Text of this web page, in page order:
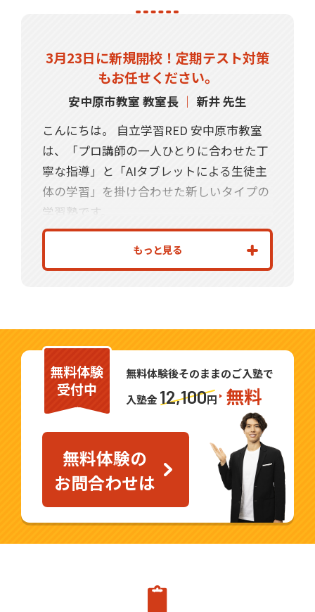
3月23日に新規開校！定期テスト対策
もお任せください。
安中原市教室 教室長 ｜ 新井 先生
こんにちは。 自立学習RED 安中原市教室
は、「プロ講師の一人ひとりに合わせた丁
寧な指導」と「AIタブレットによる生徒主
体の学習」を掛け合わせた新しいタイプの
学習塾です。
勉強が得意なお子様も、そうでないお子様
にも、一人ひとりにあった方法でとことん
を目標にしています。
塾での学習だけではなく、成績アップに欠
かせない家庭学習の応援もさせていただき
ます。学校の提出物の進捗確認や、家庭で
の勉強方法のアドバイス等、目標やスケジ
ュールに合わせたプランを受験情報や学校
情報を基にご提案させていただきます。
教室見学や体験授業の受付も可能です。お
待ちしております！
ご興味をお持ちいただけましたら、是非一
もっと見る
無料体験
受付中
無料体験後そのままのご入塾で
入塾金 12,100円 無料
無料体験の
お問合わせは